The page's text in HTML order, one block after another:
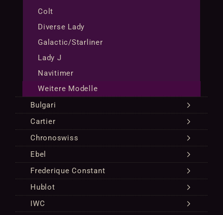
Colt
Diverse Lady
Galactic/Starliner
Lady J
Navitimer
Weitere Modelle
Bulgari
Cartier
Chronoswiss
Ebel
Frederique Constant
Hublot
IWC